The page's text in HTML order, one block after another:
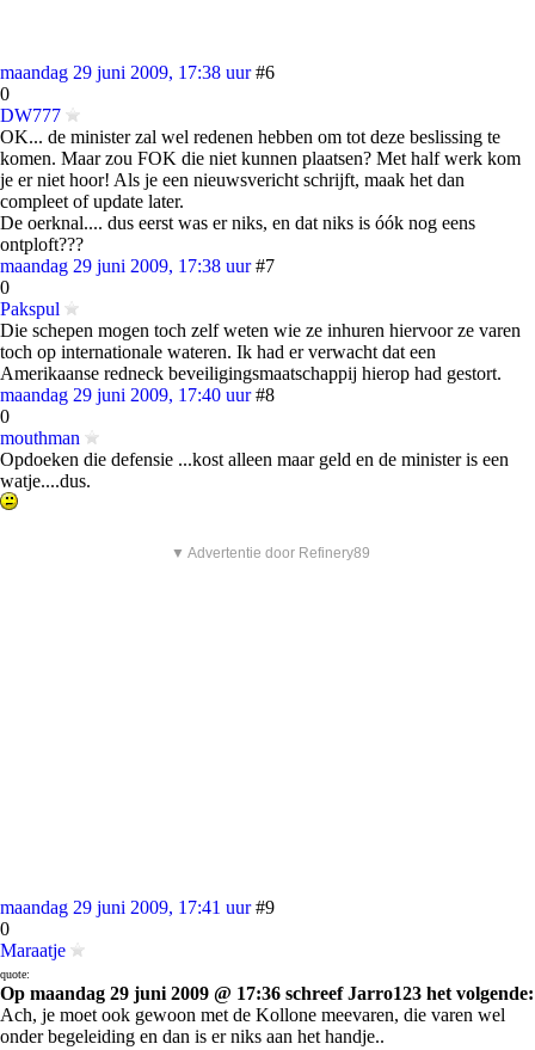
maandag 29 juni 2009, 17:38 uur #6
0
DW777
OK... de minister zal wel redenen hebben om tot deze beslissing te
komen. Maar zou FOK die niet kunnen plaatsen? Met half werk kom
je er niet hoor! Als je een nieuwsvericht schrijft, maak het dan
compleet of update later.
De oerknal.... dus eerst was er niks, en dat niks is óók nog eens
ontploft???
maandag 29 juni 2009, 17:38 uur #7
0
Pakspul
Die schepen mogen toch zelf weten wie ze inhuren hiervoor ze varen
toch op internationale wateren. Ik had er verwacht dat een
Amerikaanse redneck beveiligingsmaatschappij hierop had gestort.
maandag 29 juni 2009, 17:40 uur #8
0
mouthman
Opdoeken die defensie ...kost alleen maar geld en de minister is een
watje....dus.
▼ Advertentie door Refinery89
maandag 29 juni 2009, 17:41 uur #9
0
Maraatje
quote:
Op maandag 29 juni 2009 @ 17:36 schreef Jarro123 het volgende:
Ach, je moet ook gewoon met de Kollone meevaren, die varen wel
onder begeleiding en dan is er niks aan het handje..